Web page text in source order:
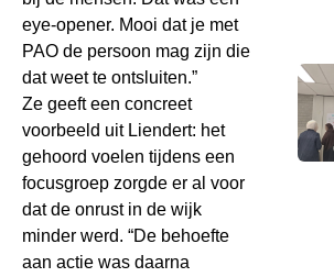
eye-opener. Mooi dat je met
PAO de persoon mag zijn die
dat weet te ontsluiten.”
Ze geeft een concreet
voorbeeld uit Liendert: het
gehoord voelen tijdens een
focusgroep zorgde er al voor
dat de onrust in de wijk
minder werd. “De behoefte
aan actie was daarna